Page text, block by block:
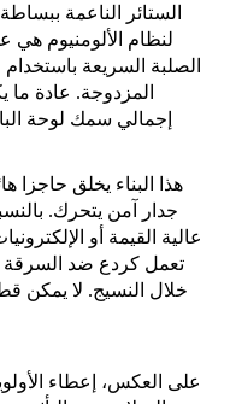
الستائر الناعمة
لنظام الألومنيوم هي
الصلبة السريعة
هذا البناء يخلق حاجزا
جدار آمن يتحرك.
عالية القيمة أو
تعمل كردع ضد السرقة
خلال النسيج. لا يمكن
على العكس، إعطاء